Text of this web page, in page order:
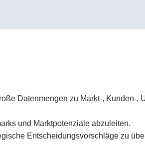
Datenmengen zu Markt-, Kunden-,
und Marktpotenziale abzuleiten.
Entscheidungsvorschläge zu